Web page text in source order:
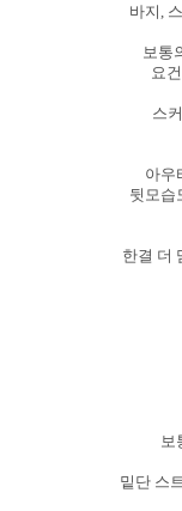
바지,
보통
요
스
아우
뒷모습
한결 더
보
밑단 스